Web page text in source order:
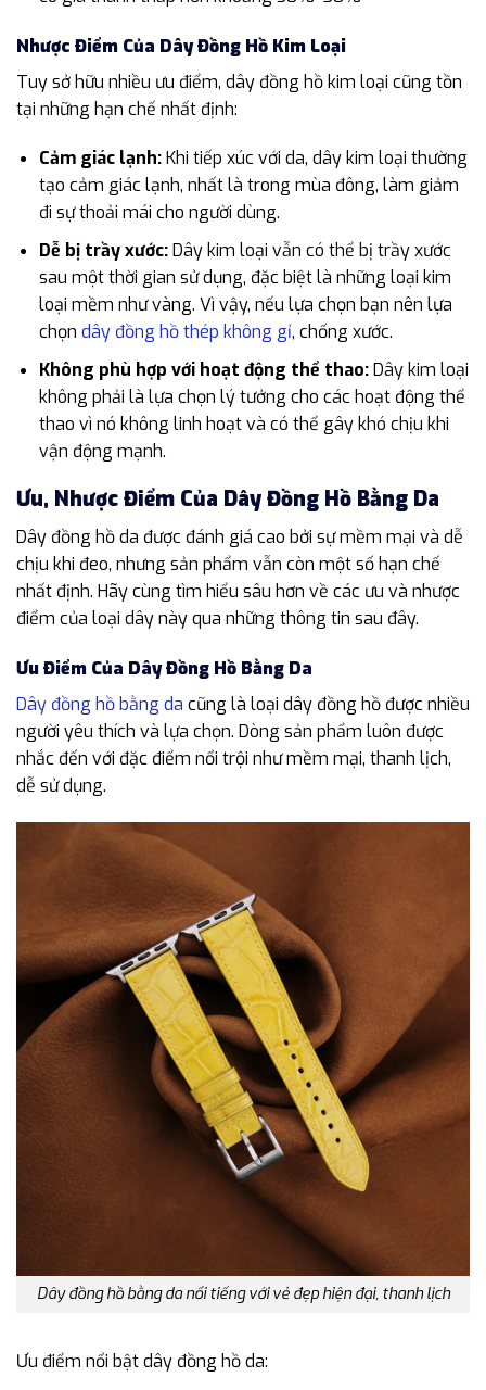
Nhược Điểm Của Dây Đồng Hồ Kim Loại
Tuy sở hữu nhiều ưu điểm, dây đồng hồ kim loại cũng tồn
tại những hạn chế nhất định:
Cảm giác lạnh:Khi tiếp xúc với da, dây kim loại thường
tạo cảm giác lạnh, nhất là trong mùa đông, làm giảm
đi sự thoải mái cho người dùng.
Dễ bị trầy xước:Dây kim loại vẫn có thể bị trầy xước
sau một thời gian sử dụng, đặc biệt là những loại kim
loại mềm như vàng. Vì vậy, nếu lựa chọn bạn nên lựa
chọn dây đồng hồ thép không gỉ, chống xước.
Không phù hợp với hoạt động thể thao:Dây kim loại
không phải là lựa chọn lý tưởng cho các hoạt động thể
thao vì nó không linh hoạt và có thể gây khó chịu khi
vận động mạnh.
Ưu, Nhược Điểm Của Dây Đồng Hồ Bằng Da
Dây đồng hồ da được đánh giá cao bởi sự mềm mại và dễ
chịu khi đeo, nhưng sản phẩm vẫn còn một số hạn chế
nhất định. Hãy cùng tìm hiểu sâu hơn về các ưu và nhược
điểm của loại dây này qua những thông tin sau đây.
Ưu Điểm Của Dây Đồng Hồ Bằng Da
Dây đồng hồ bằng da cũng là loại dây đồng hồ được nhiều
người yêu thích và lựa chọn. Dòng sản phẩm luôn được
nhắc đến với đặc điểm nổi trội như mềm mại, thanh lịch,
dễ sử dụng.
Dây đồng hồ bằng da nổi tiếng với vẻ đẹp hiện đại, thanh lịch
Ưu điểm nổi bật dây đồng hồ da: